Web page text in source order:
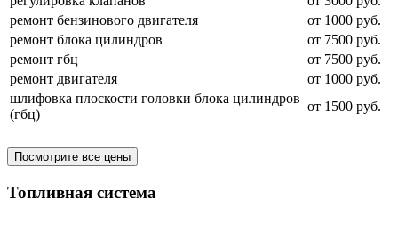
ремонт бензинового двигателя
от 1000 руб.
ремонт блока цилиндров
от 7500 руб.
ремонт гбц
от 7500 руб.
ремонт двигателя
от 1000 руб.
шлифовка плоскости головки блока цилиндров
(гбц)
от 1500 руб.
Посмотрите все цены
Топливная система